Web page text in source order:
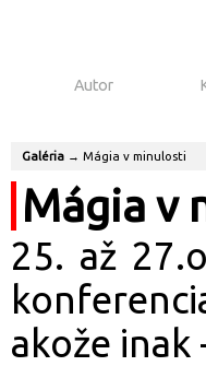
Autor
Galéria → Mágia v minulosti
Mágia v
25. až
akože inak